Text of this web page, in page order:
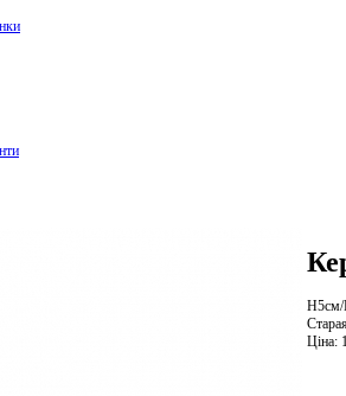
Ціна: